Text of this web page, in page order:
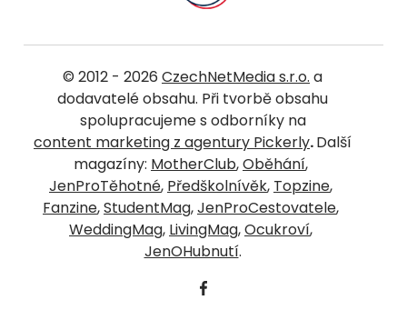
© 2012 - 2026 CzechNetMedia s.r.o. a
dodavatelé obsahu. Při tvorbě obsahu
spolupracujeme s odborníky na
content marketing z agentury Pickerly.Další
magazíny: MotherClub,Oběhání,
JenProTěhotné, Předškolnívěk, Topzine,
Fanzine,StudentMag,JenProCestovatele,
WeddingMag, LivingMag,Ocukroví,
JenOHubnutí.